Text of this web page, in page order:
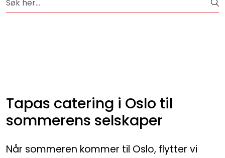
Skip to main content
Fersk, nylaget mat av gode råvarer - 365 dager i året
Tapas catering i Oslo til
sommerens selskaper
Når sommeren kommer til Oslo, flytter vi
Minnestund
Påsmurt
Tapas